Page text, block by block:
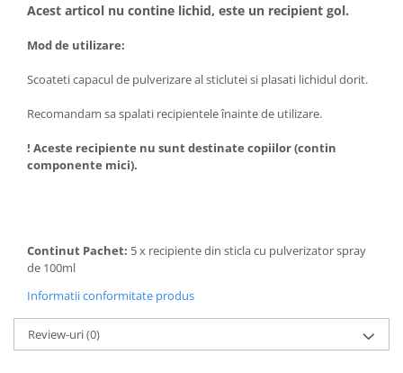
Acest articol nu contine lichid, este un recipient gol.
Mod de utilizare:
Scoateti capacul de pulverizare al sticlutei si plasati lichidul dorit.
Recomandam sa spalati recipientele înainte de utilizare.
! Aceste recipiente nu sunt destinate copiilor (contin
componente mici).
Continut Pachet: 5 x recipiente din sticla cu pulverizator spray
de 100ml
Informatii conformitate produs
Review-uri(0)